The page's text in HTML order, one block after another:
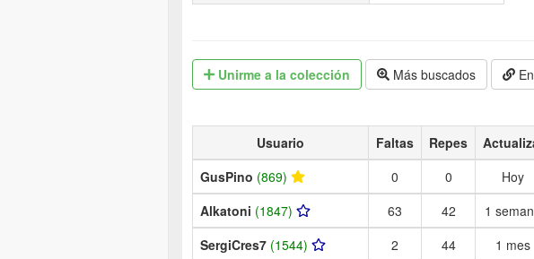
Unirme a la colección Más buscados
Usuario Faltas Repes
GusPino (869) 0 0
Hoy
Alkatoni (1847) 63 42
1
SergiCres7 (1544) 2 44
1 mes